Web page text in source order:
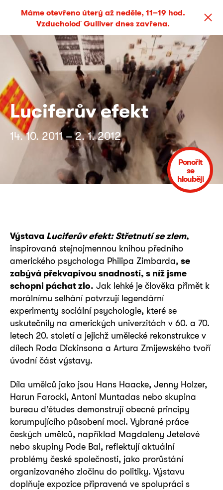
Máme otevřeno úterý až neděle, 11–19 hod.
Vzducholoď Gulliver dnes zavřena.
Luciferův efekt
14. 10. 2011 – 2. 1. 2012
Ponořit
se
hlouběji
Výstava Luciferův efekt: Střetnutí se zlem,
inspirovaná stejnojmennou knihou předního
amerického psychologa Philipa Zimbarda, se
zabývá překvapivou snadností, s níž jsme
schopni páchat zlo. Jak lehké je člověka přimět k
morálnímu selhání potvrzují legendární
experimenty sociální psychologie, které se
uskutečnily na amerických univerzitách v 60. a 70.
letech 20. století a jejichž umělecké rekonstrukce v
dílech Roda Dickinsona a Artura Zmijewského tvoří
úvodní část výstavy.
Díla umělců jako jsou Hans Haacke, Jenny Holzer,
Harun Farocki, Antoni Muntadas nebo skupina
bureau d’études demonstrují obecné principy
korumpujícího působení moci. Vybrané práce
českých umělců, například Magdaleny Jetelové
nebo skupiny Pode Bal, reflektují aktuální
problémy české společnosti, jako prorůstání
organizovaného zločinu do politiky. Výstavu
doplňuje expozice připravená ve spolupráci s